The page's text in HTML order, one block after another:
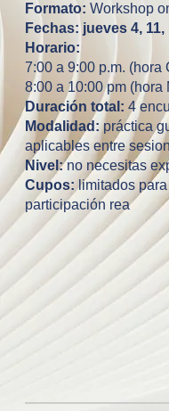
Formato: Workshop
Fechas: jueves 4,
Horario:
7:00 a 9:00 p.m. (hora
8:00 a 10:00 pm (hora
Duración total: 4
Modalidad:práctica
aplicables entre
Nivel:no necesitas
Cupos: limitados
participación rea